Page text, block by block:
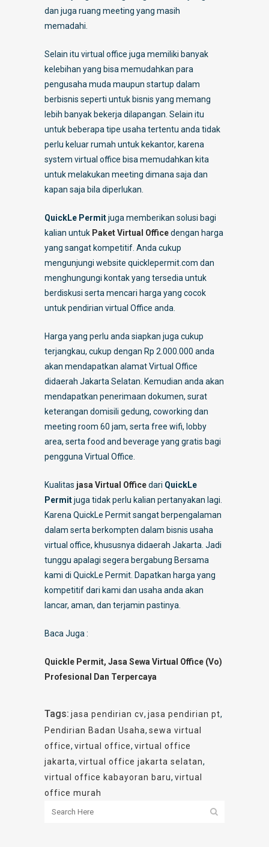
dan juga ruang meeting yang masih
memadahi.
Selain itu virtual office juga memiliki banyak
kelebihan yang bisa memudahkan para
pengusaha muda maupun startup dalam
berbisnis seperti untuk bisnis yang memang
lebih banyak bekerja dilapangan. Selain itu
untuk beberapa tipe usaha tertentu anda tidak
perlu keluar rumah untuk kekantor, karena
system virtual office bisa memudahkan kita
untuk melakukan meeting dimana saja dan
kapan saja bila diperlukan.
QuickLe Permitjuga memberikan solusi bagi
kalian untuk Paket Virtual Officedengan harga
yang sangat kompetitif. Anda cukup
mengunjungi website quicklepermit.com dan
menghungungi kontak yang tersedia untuk
berdiskusi serta mencari harga yang cocok
untuk pendirian virtual Office anda.
Harga yang perlu anda siapkan juga cukup
terjangkau, cukup dengan Rp 2.000.000 anda
akan mendapatkan alamat Virtual Office
didaerah Jakarta Selatan. Kemudian anda akan
mendapatkan penerimaan dokumen, surat
keterangan domisili gedung, coworking dan
meeting room 60 jam, serta free wifi, lobby
area, serta food and beverage yang gratis bagi
pengguna Virtual Office.
Kualitas jasa Virtual Officedari QuickLe
Permitjuga tidak perlu kalian pertanyakan lagi.
Karena QuickLe Permit sangat berpengalaman
dalam serta berkompten dalam bisnis usaha
virtual office, khususnya didaerah Jakarta. Jadi
tunggu apalagi segera bergabung Bersama
kami di QuickLe Permit. Dapatkan harga yang
kompetitif dari kami dan usaha anda akan
lancar, aman, dan terjamin pastinya.
Baca Juga :
Quickle Permit, Jasa Sewa Virtual Office (Vo)
Profesional Dan Terpercaya
Tags: jasa pendirian cv, jasa pendirian pt,
Pendirian Badan Usaha, sewa virtual
office, virtual office, virtual office
jakarta, virtual office jakarta selatan,
virtual office kabayoran baru, virtual
office murah